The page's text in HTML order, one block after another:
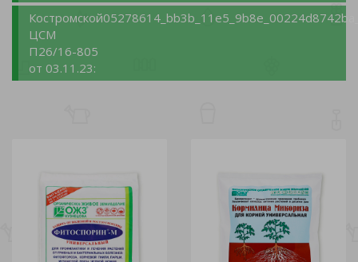
Костромской
ЦСМ
П26/16-805
от 03.11.23: